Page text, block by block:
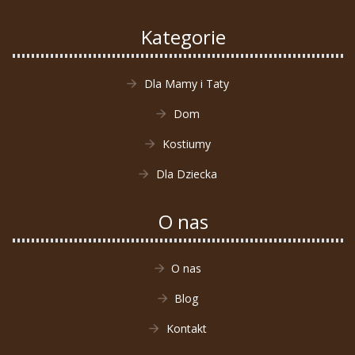
Kategorie
Dla Mamy i Taty
Dom
Kostiumy
Dla Dziecka
O nas
O nas
Blog
Kontakt